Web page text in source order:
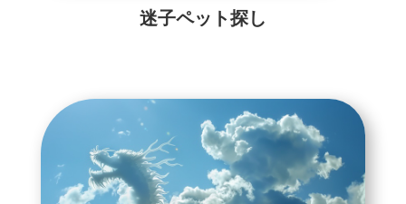
迷子ペット探し